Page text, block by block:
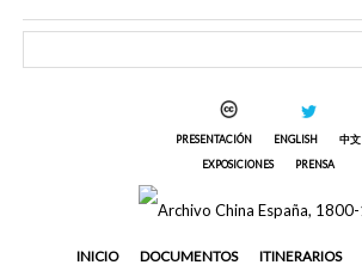
PRESENTACIÓN ENGLISH
中文
EXPOSICIONES
PRENSA
INICIO DOCUMENTOS ITINERARIOS